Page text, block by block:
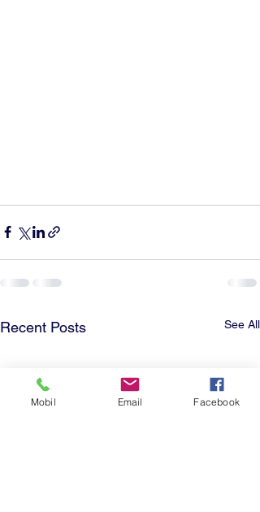
Recent Posts See All
Mobil Email Facebook